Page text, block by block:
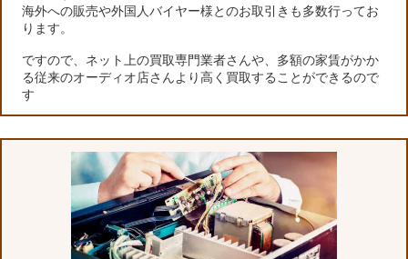
海外への販売や外国人バイヤー様とのお取引きも多数行ってお
ります。
ですので、ネット上の買取専門業者さんや、多額の家賃がかか
る従来のオーディオ店さんより高く買取することができるので
す